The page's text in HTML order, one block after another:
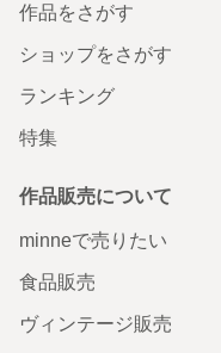
作品をさがす
ショップをさがす
ランキング
特集
作品販売について
minneで売りたい
食品販売
ヴィンテージ販売